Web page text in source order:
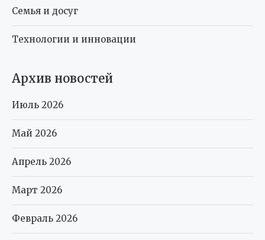
Семья и досуг
Технологии и инновации
Архив новостей
Июль 2026
Май 2026
Апрель 2026
Март 2026
Февраль 2026